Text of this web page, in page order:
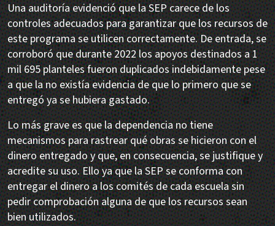
Una auditoría evidenció que la SEP carece de los
controles adecuados para garantizar que los recursos de
este programa se utilicen correctamente. De entrada, se
corroboró que durante 2022 los apoyos destinados a 1
mil 695 planteles fueron duplicados indebidamente pese
a que la no existía evidencia de que lo primero que se
entregó ya se hubiera gastado.
Lo más grave es que la dependencia no tiene
mecanismos para rastrear qué obras se hicieron con el
dinero entregado y que, en consecuencia, se justifique y
acredite su uso. Ello ya que la SEP se conforma con
entregar el dinero a los comités de cada escuela sin
pedir comprobación alguna de que los recursos sean
bien utilizados.